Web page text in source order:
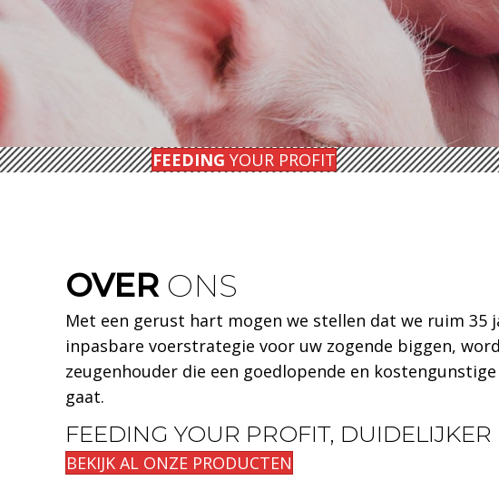
FEEDING YOUR PROFIT
OVERONS
Met een gerust hart mogen we stellen dat we ruim
inpasbare voerstrategie voor uw zogende biggen,
zeugenhouder die een goedlopende en
gaat.
FEEDING YOUR PROFIT,
BEKIJK AL ONZE PRODUCTEN